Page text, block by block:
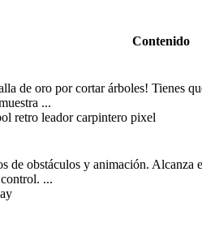
Contenido
de oro por cortar árboles! Tienes
...
retro leador carpintero pixel
obstáculos y animación. Alcanza
...